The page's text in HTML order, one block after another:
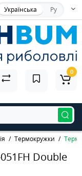
Українська Ру
0
Термокружки
Double